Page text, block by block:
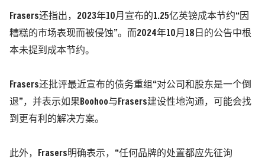
Frasers还指出，2023年10月宣布的1.25亿英镑成本节约“因
糟糕的市场表现而被侵蚀”。而2024年10月18日的公告中根
本未提到成本节约。
Frasers还批评最近宣布的债务重组“对公司和股东是一个倒
退”，并表示如果Boohoo与Frasers建设性地沟通，可能会找
到更有利的解决方案。
此外，Frasers明确表示，“任何品牌的处置都应先征询